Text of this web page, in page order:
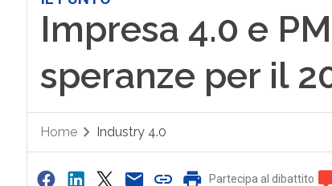
Impresa 4.0 e
speranze per il
Home Industry 4.0
Partecipa al dibattito